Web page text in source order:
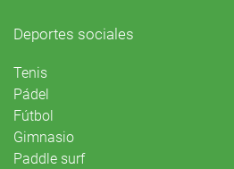
Deportes sociales
Tenis
Pádel
Fútbol
Gimnasio
Paddle surf